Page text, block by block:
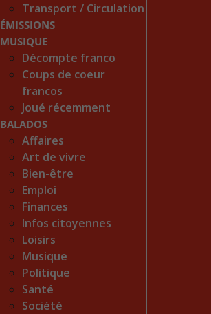
Transport / Circulation
ÉMISSIONS
MUSIQUE
Décompte franco
Coups de coeur
francos
Joué récemment
BALADOS
Affaires
Art de vivre
Bien-être
Emploi
Finances
Infos citoyennes
Loisirs
Musique
Politique
Santé
Société